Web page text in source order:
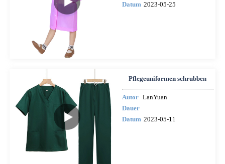
Datum 2023-05-25
Pflegeuniformen schrubben
Autor LanYuan
Dauer
Datum 2023-05-11